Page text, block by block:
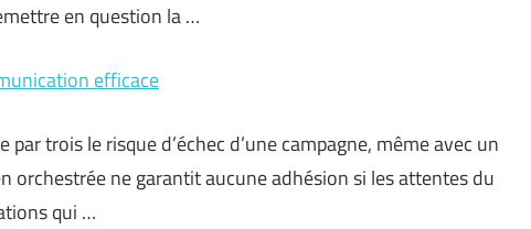
en question la …
efficace
trois le risque d’échec d’une campagne, même avec un
orchestrée ne garantit aucune adhésion si les attentes du
qui …